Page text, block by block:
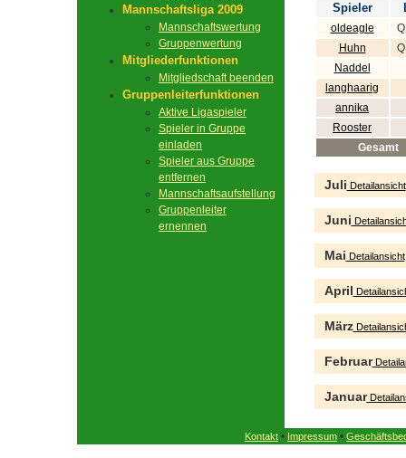
Mannschaftsliga 2009
Mannschaftswertung
Gruppenwertung
Mitgliederfunktionen
Mitgliedschaft beenden
Gruppenleiterfunktionen
Aktive Ligaspieler
Spieler in Gruppe
einladen
Spieler aus Gruppe
entfernen
Mannschaftsaufstellung
Gruppenleiter
ernennen
Spieler
oldeagle
Huhn
Naddel
langhaarig
annika
Rooster
Gesamt
Juli Detailansicht
Juni
Mai Detailansicht
April
März
Februar
Januar
Kontakt • Impressum •